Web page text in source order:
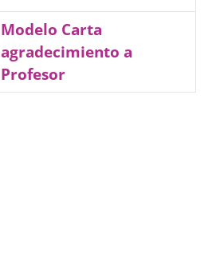
Modelo Carta
agradecimiento a
Profesor